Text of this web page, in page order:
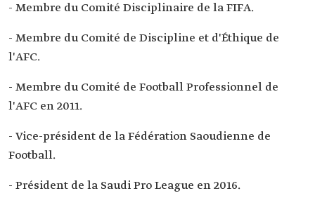
- Membre du Comité Disciplinaire de la FIFA.
- Membre du Comité de Discipline et d'Éthique de
l'AFC.
- Membre du Comité de Football Professionnel de
l'AFC en 2011.
- Vice-président de la Fédération Saoudienne de
Football.
- Président de la Saudi Pro League en 2016.